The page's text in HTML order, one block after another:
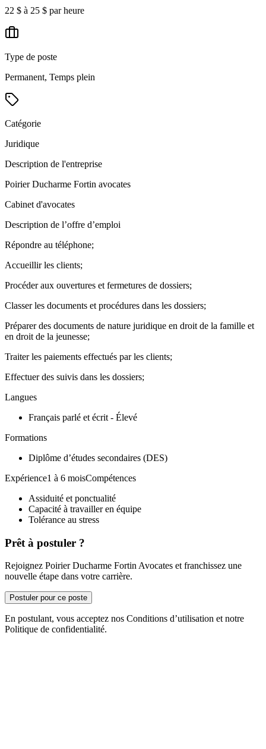
22 $ à 25 $ par heure
Type de poste
Permanent, Temps plein
Catégorie
Juridique
Description de l'entreprise
Poirier Ducharme Fortin avocates
Cabinet d'avocates
Description de l’offre d’emploi
Répondre au téléphone;
Accueillir les clients;
Procéder aux ouvertures et fermetures de dossiers;
Classer les documents et procédures dans les dossiers;
Préparer des documents de nature juridique en droit de la famille et
en droit de la jeunesse;
Traiter les paiements effectués par les clients;
Effectuer des suivis dans les dossiers;
Langues
Français parlé et écrit - Élevé
Formations
Diplôme d’études secondaires (DES)
Expérience1 à 6 moisCompétences
Assiduité et ponctualité
Capacité à travailler en équipe
Tolérance au stress
Prêt à postuler ?
Rejoignez Poirier Ducharme Fortin Avocates et franchissez une
nouvelle étape dans votre carrière.
Postuler pour ce poste
En postulant, vous acceptez nos Conditions d’utilisation et notre
Politique de confidentialité.